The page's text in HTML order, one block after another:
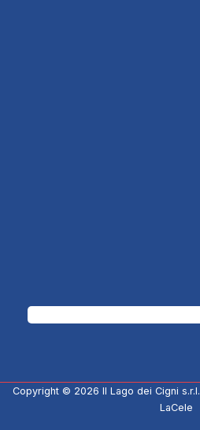
Copyright © 2026 Il Lago dei Cigni s.r.l.
LaCele